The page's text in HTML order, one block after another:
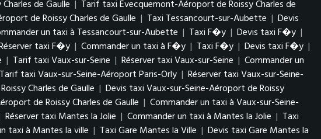
de Gaulle | Tarif taxi Évecquemont-Aéroport de Roissy Charles de
de Roissy Charles de Gaulle | Taxi Tessancourt-sur-Aubette | Devis
un taxi à Tessancourt-sur-Aubette | Taxi F�y | Devis taxi F�y |
taxi F�y | Commander un taxi à F�y | Taxi F�y | Devis taxi F�y |
| Tarif taxi Vaux-sur-Seine | Réserver taxi Vaux-sur-Seine | Commander un
Tarif taxi Vaux-sur-Seine-Aéroport Paris-Orly | Réserver taxi Vaux-sur-Seine-
Charles de Gaulle | Devis taxi Vaux-sur-Seine-Aéroport de Roissy
de Roissy Charles de Gaulle | Commander un taxi à Vaux-sur-Seine-
Réserver taxi Mantes la Jolie | Commander un taxi à Mantes la Jolie | Taxi
taxi à Mantes la ville | Taxi Gare Mantes la Ville | Devis taxi Gare Mantes la